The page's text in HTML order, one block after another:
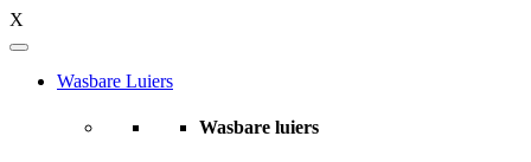
X
Wasbare Luiers
Wasbare luiers